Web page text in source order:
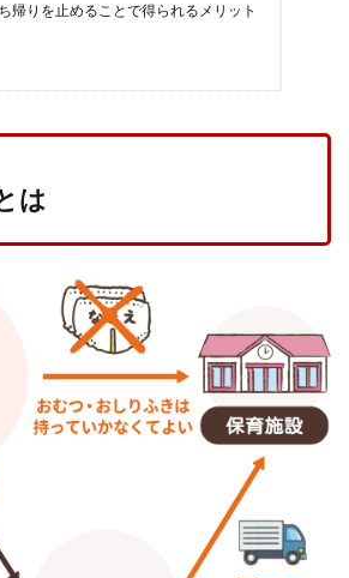
帰りを止めることで得られるメリット
は